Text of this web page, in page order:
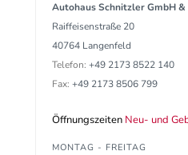
Autohaus Schnitzler GmbH &
Raiffeisenstraße 20
40764 Langenfeld
Telefon: +49 2173 8522 140
Fax: +49 2173 8506 799
Öffnungszeiten Neu- und
MONTAG - FREITAG